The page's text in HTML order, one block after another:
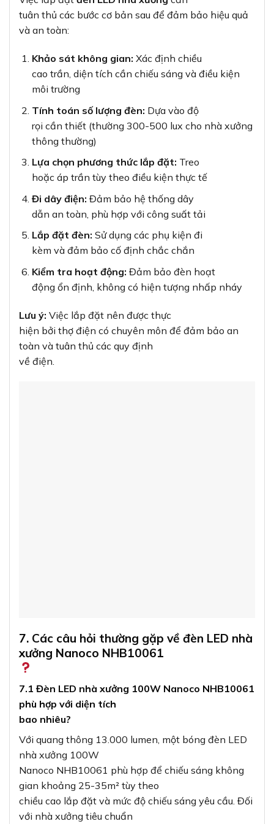
tuân thủ các bước cơ bản sau để đảm bảo hiệu quả
và an toàn:
Khảo sát không gian: Xác định chiều
cao trần, diện tích cần chiếu sáng và điều kiện
môi trường
Tính toán số lượng đèn: Dựa vào độ
rọi cần thiết (thường 300-500 lux cho nhà xưởng
thông thường)
Lựa chọn phương thức lắp đặt: Treo
hoặc áp trần tùy theo điều kiện thực tế
Đi dây điện: Đảm bảo hệ thống dây
dẫn an toàn, phù hợp với công suất tải
Lắp đặt đèn: Sử dụng các phụ kiện đi
kèm và đảm bảo cố định chắc chắn
Kiểm tra hoạt động: Đảm bảo đèn hoạt
động ổn định, không có hiện tượng nhấp nháy
Lưu ý: Việc lắp đặt nên được thực
hiện bởi thợ điện có chuyên môn để đảm bảo an
toàn và tuân thủ các quy định
về điện.
7. Các câu hỏi thường gặp về đèn LED nhà
xưởng Nanoco NHB10061
7.1 Đèn LED nhà xưởng 100W Nanoco NHB10061
phù hợp với diện tích
bao nhiêu?
Với quang thông 13.000 lumen, một bóng đèn LED
nhà xưởng 100W
Nanoco NHB10061 phù hợp để chiếu sáng không
gian khoảng 25-35m² tùy theo
chiều cao lắp đặt và mức độ chiếu sáng yêu cầu. Đối
với nhà xưởng tiêu chuẩn